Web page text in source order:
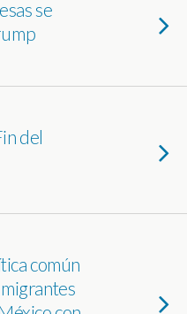
se
del
común